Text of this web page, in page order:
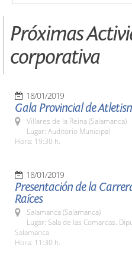
Próximas
corporativa
18/01/2019
Gala Provincial de
Villares de la Reina (Salamanca)
Lugar: Auditorio Municipal
Hora: 19:30 h.
18/01/2019
Presentación de la
Raíces
Salamanca (Salamanca)
Lugar: Sala de las Comarcas.
Salamanca
Hora: 11:30 h.